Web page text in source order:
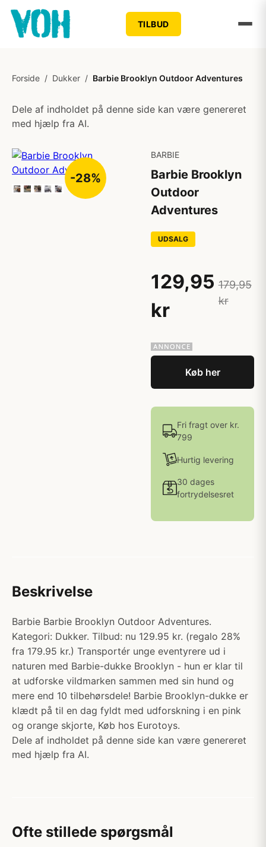
TILBUD
Forside / Dukker / Barbie Brooklyn Outdoor Adventures
Dele af indholdet på denne side kan være genereret
med hjælp fra AI.
-28%
BARBIE
Barbie Brooklyn
Outdoor
Adventures
UDSALG
129,95
kr
179,95
kr
Køb her
Fri fragt over kr.
799
Hurtig levering
30 dages
fortrydelsesret
Beskrivelse
Barbie Barbie Brooklyn Outdoor Adventures.
Kategori: Dukker. Tilbud: nu 129.95 kr. (regalo 28%
fra 179.95 kr.) Transportér unge eventyrere ud i
naturen med Barbie-dukke Brooklyn - hun er klar til
at udforske vildmarken sammen med sin hund og
mere end 10 tilbehørsdele! Barbie Brooklyn-dukke er
klædt på til en dag fyldt med udforskning i en pink
og orange skjorte, Køb hos Eurotoys.
Dele af indholdet på denne side kan være genereret
med hjælp fra AI.
Ofte stillede spørgsmål